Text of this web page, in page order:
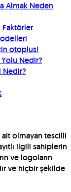
Almak Neden
Faktörler
otoplus!
Nedir?
Nedir?
ait olmayan tescilli
ilgili sahiplerin
ve logoların
ve hiçbir şekilde